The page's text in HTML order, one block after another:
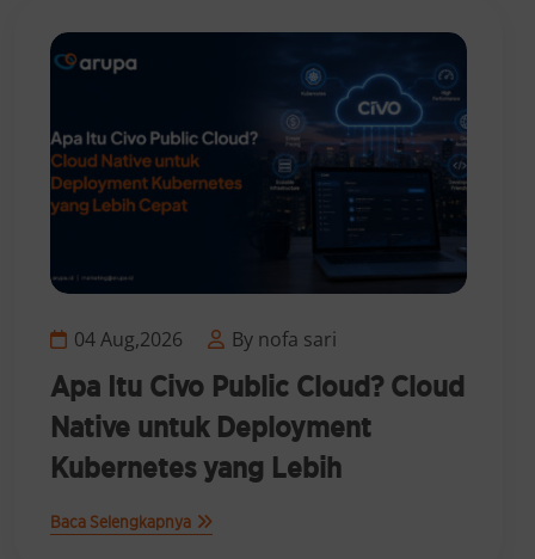
04 Aug,2026 By nofa sari
Apa Itu Managed Kubernetes?
Solusi Kubernetes yang Lebih
Sederhana untuk Bisnis
Baca Selengkapnya